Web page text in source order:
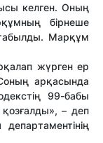
келген. Оның
бірнеше
табылды. Марқұм
жүрген ер
арқасында
99-бабы
– деп